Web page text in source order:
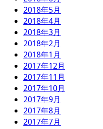
2018年5月
2018年4月
2018年3月
2018年2月
2018年1月
2017年12月
2017年11月
2017年10月
2017年9月
2017年8月
2017年7月